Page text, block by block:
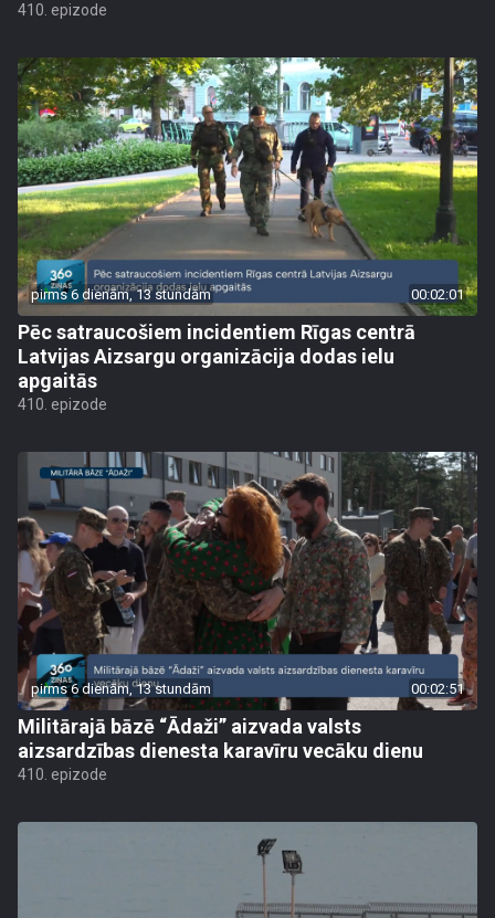
410. epizode
pirms 6 dienām, 13 stundām 00:02:01
Pēc satraucošiem incidentiem Rīgas centrā
Latvijas Aizsargu organizācija dodas ielu
apgaitās
410. epizode
pirms 6 dienām, 13 stundām 00:02:51
Militārajā bāzē “Ādaži” aizvada valsts
aizsardzības dienesta karavīru vecāku dienu
410. epizode